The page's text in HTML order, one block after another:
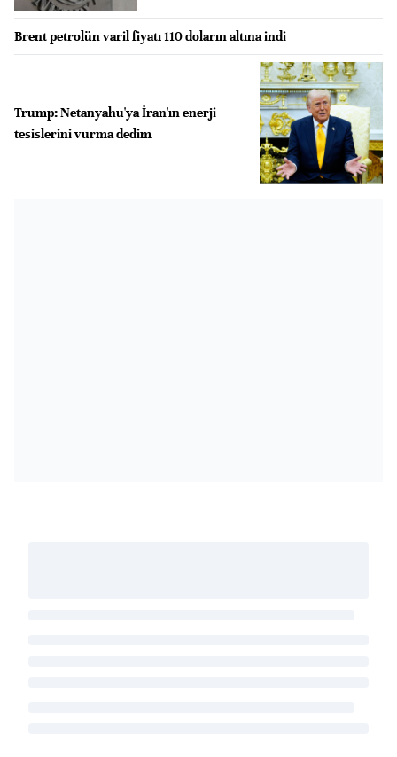
Brent petrolün varil fiyatı 110 doların altına indi
Trump: Netanyahu'ya İran'ın enerji
tesislerini vurma dedim